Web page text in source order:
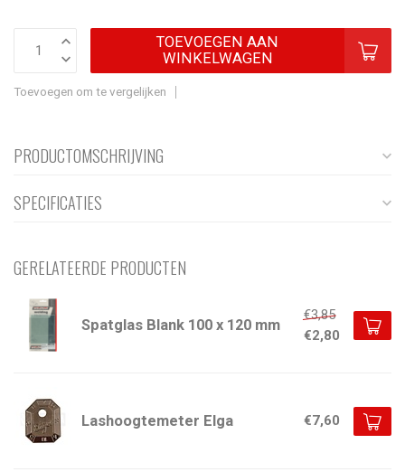
TOEVOEGEN AAN
WINKELWAGEN
Toevoegen om te vergelijken
PRODUCTOMSCHRIJVING
SPECIFICATIES
GERELATEERDE PRODUCTEN
Spatglas Blank 100 x 120 mm
€3,85
€2,80
Lashoogtemeter Elga €7,60